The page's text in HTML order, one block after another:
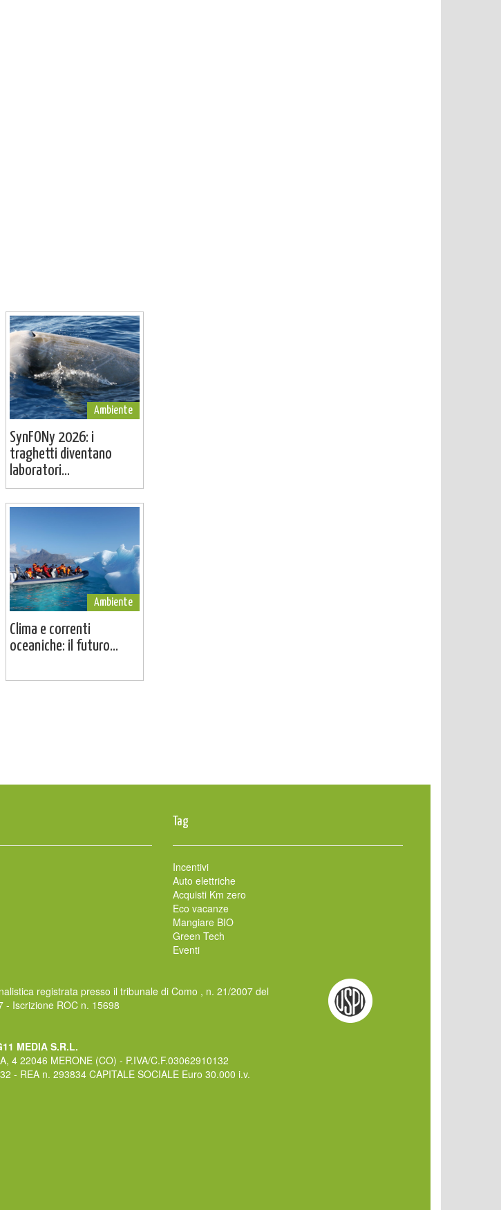
Ambiente
SynFONy 2026: i
traghetti diventano
laboratori...
Ambiente
Clima e correnti
oceaniche: il futuro...
Tag
Incentivi
Auto elettriche
Acquisti Km zero
Eco vacanze
Mangiare BIO
Green Tech
Eventi
registrata presso il tribunale di Como , n. 21/2007 del
- Iscrizione ROC n. 15698
MEDIA S.R.L.
4 22046 MERONE (CO) - P.IVA/C.F.03062910132
- REA n. 293834 CAPITALE SOCIALE Euro 30.000 i.v.